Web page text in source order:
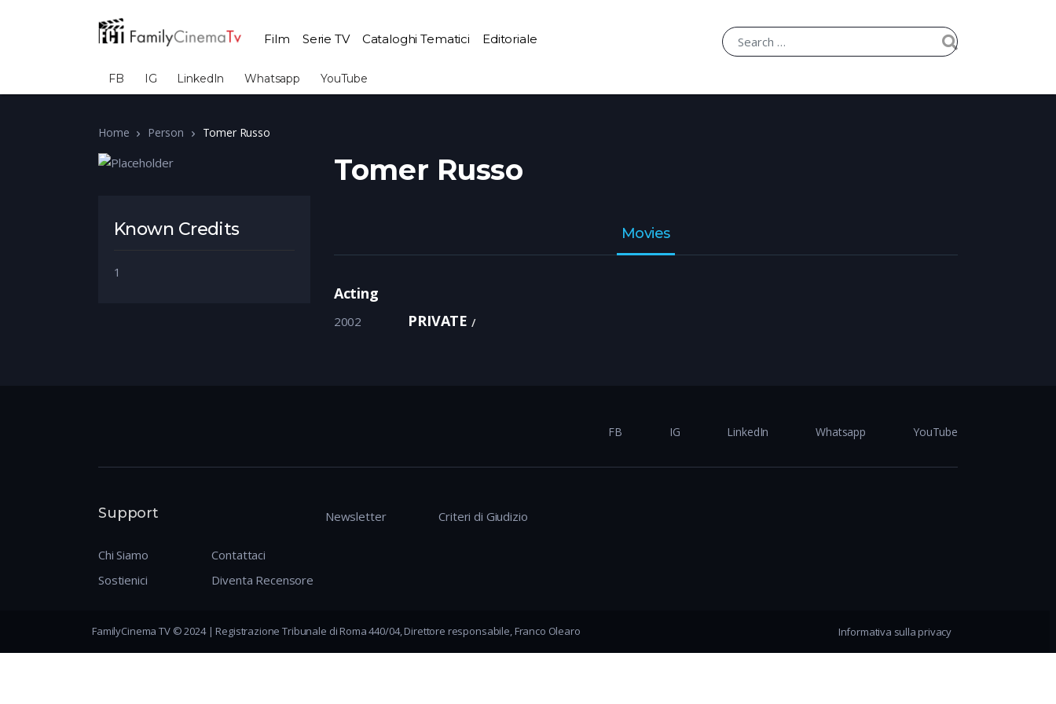
Film Serie TV Cataloghi Tematici Editoriale
FB IG LinkedIn Whatsapp YouTube
Home Person Tomer Russo
Known Credits
1
Tomer Russo
Movies
Acting
2002 PRIVATE
FB IG LinkedIn Whatsapp YouTube
Support
Chi Siamo
Sostienici
Contattaci
Diventa Recensore
Newsletter Criteri di Giudizio
FamilyCinema TV © 2024 | Registrazione Tribunale di Roma 440/04, Direttore responsabile, Franco Olearo Informativa sulla privacy